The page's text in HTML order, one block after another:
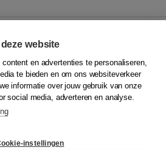
website
en advertenties te personaliseren,
te bieden en om ons websiteverkeer
informatie over jouw gebruik van onze
social media, adverteren en analyse.
instellingen